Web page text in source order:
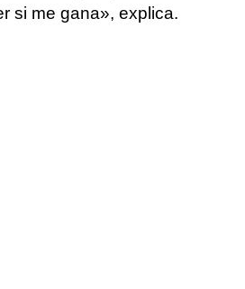
si me gana», explica.